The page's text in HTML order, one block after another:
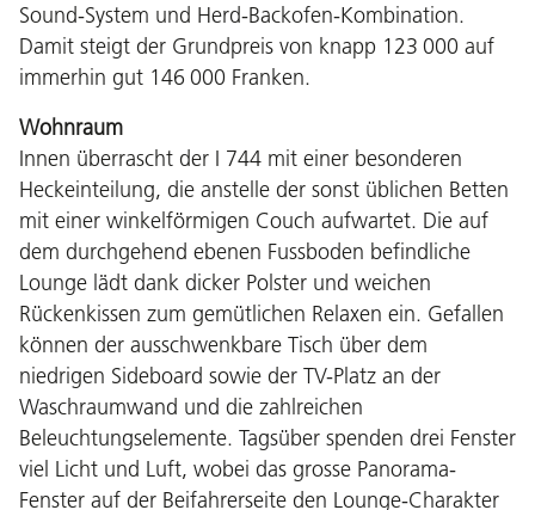
Sound-System und Herd-Backofen-Kombination.
Damit steigt der Grundpreis von knapp 123 000 auf
immerhin gut 146 000 Franken.
Wohnraum
Innen überrascht der I 744 mit einer besonderen
Heckeinteilung, die anstelle der sonst üblichen Betten
mit einer winkelförmigen Couch aufwartet. Die auf
dem durchgehend ebenen Fussboden befindliche
Lounge lädt dank dicker Polster und weichen
Rückenkissen zum gemütlichen Relaxen ein. Gefallen
können der ausschwenkbare Tisch über dem
niedrigen Sideboard sowie der TV-Platz an der
Waschraumwand und die zahlreichen
Beleuchtungselemente. Tagsüber spenden drei Fenster
viel Licht und Luft, wobei das grosse Panorama-
Fenster auf der Beifahrerseite den Lounge-Charakter